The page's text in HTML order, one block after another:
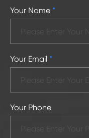
Your Name *
Your Email *
Your Phone